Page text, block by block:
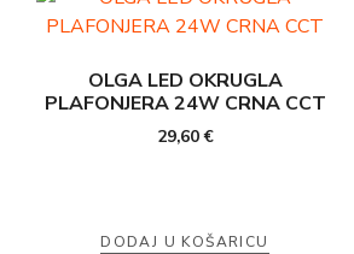
OLGA LED OKRUGLA
PLAFONJERA 24W CRNA CCT
29,60€
DODAJ U KOŠARICU